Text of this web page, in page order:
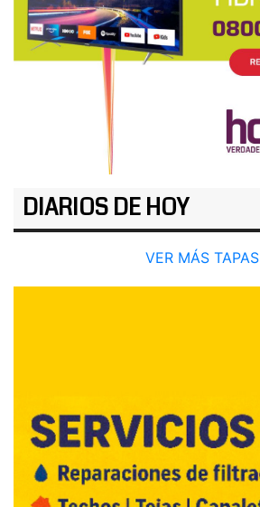
DIARIOS DE HOY
VER MÁS TAPAS